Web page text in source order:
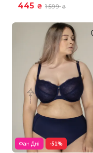
445 ₴ 1 599₴
Фан Дні -51%